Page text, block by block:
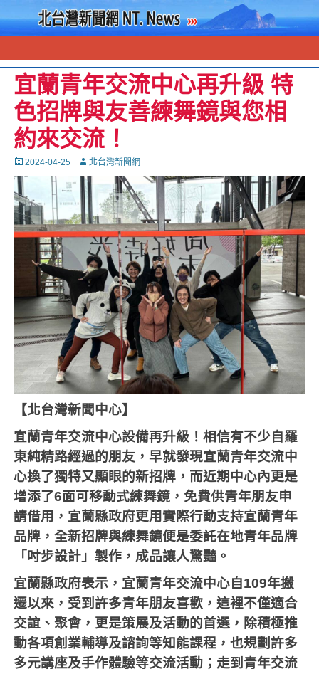
宜蘭青年交流中心再升級 特
色招牌與友善練舞鏡與您相
約來交流！
Posted
on
2024-04-25 Autor北台灣新聞網
【北台灣新聞中心】
宜蘭青年交流中心設備再升級！相信有不少自羅
東純精路經過的朋友，早就發現宜蘭青年交流中
心換了獨特又顯眼的新招牌，而近期中心內更是
增添了6面可移動式練舞鏡，免費供青年朋友申
請借用，宜蘭縣政府更用實際行動支持宜蘭青年
品牌，全新招牌與練舞鏡便是委託在地青年品牌
「吋步設計」製作，成品讓人驚豔。
宜蘭縣政府表示，宜蘭青年交流中心自109年搬
遷以來，受到許多青年朋友喜歡，這裡不僅適合
交誼、聚會，更是策展及活動的首選，除積極推
動各項創業輔導及諮詢等知能課程，也規劃許多
多元講座及手作體驗等交流活動；走到青年交流